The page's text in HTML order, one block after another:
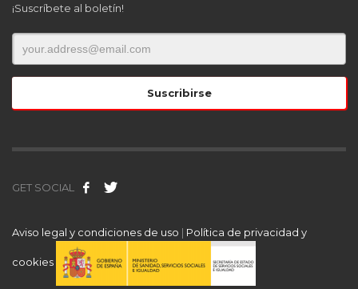
¡Suscríbete al boletín!
GET SOCIAL
Aviso legal y condiciones de uso | Política de privacidad y
cookies